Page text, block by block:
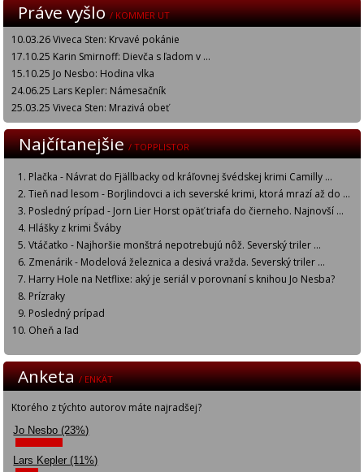
Práve vyšlo/ KOMMER UT
10.03.26 Viveca Sten: Krvavé pokánie
17.10.25 Karin Smirnoff: Dievča s ľadom v ...
15.10.25 Jo Nesbo: Hodina vlka
24.06.25 Lars Kepler: Námesačník
25.03.25 Viveca Sten: Mrazivá obeť
Najčítanejšie/ TOPPLISTOR
Plačka - Návrat do Fjällbacky od kráľovnej švédskej krimi Camilly ...
Tieň nad lesom - Borjlindovci a ich severské krimi, ktorá mrazí až do ...
Posledný prípad - Jorn Lier Horst opäť triafa do čierneho. Najnovší ...
Hlášky z krimi Šváby
Vtáčatko - Najhoršie monštrá nepotrebujú nôž. Severský triler ...
Zmenárik - Modelová železnica a desivá vražda. Severský triler ...
Harry Hole na Netflixe: aký je seriál v porovnaní s knihou Jo Nesba?
Prízraky
Posledný prípad
Oheň a ľad
Anketa/ ENKÄT
Ktorého z týchto autorov máte najradšej?
Jo Nesbo (23%)
Lars Kepler (11%)